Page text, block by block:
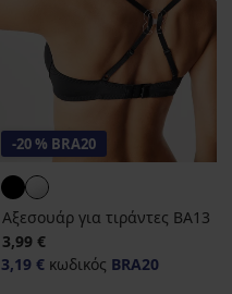
-20 % BRA20
Αξεσουάρ για τιράντες BA13
3,99 €
3,19 € κωδικός BRA20